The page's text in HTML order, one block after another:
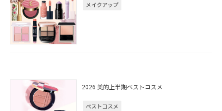
メイクアップ
2026 美的上半期ベストコスメ
ベストコスメ